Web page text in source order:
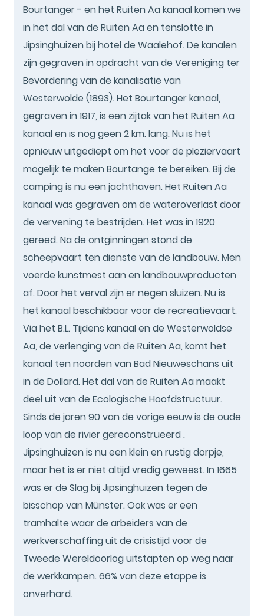
Bourtanger - en het Ruiten Aa kanaal komen we
in het dal van de Ruiten Aa en tenslotte in
Jipsinghuizen bij hotel de Waalehof. De kanalen
zijn gegraven in opdracht van de Vereniging ter
Bevordering van de kanalisatie van
Westerwolde (1893). Het Bourtanger kanaal,
gegraven in 1917, is een zijtak van het Ruiten Aa
kanaal en is nog geen 2 km. lang. Nu is het
opnieuw uitgediept om het voor de pleziervaart
mogelijk te maken Bourtange te bereiken. Bij de
camping is nu een jachthaven. Het Ruiten Aa
kanaal was gegraven om de wateroverlast door
de vervening te bestrijden. Het was in 1920
gereed. Na de ontginningen stond de
scheepvaart ten dienste van de landbouw. Men
voerde kunstmest aan en landbouwproducten
af. Door het verval zijn er negen sluizen. Nu is
het kanaal beschikbaar voor de recreatievaart.
Via het B.L. Tijdens kanaal en de Westerwoldse
Aa, de verlenging van de Ruiten Aa, komt het
kanaal ten noorden van Bad Nieuweschans uit
in de Dollard. Het dal van de Ruiten Aa maakt
deel uit van de Ecologische Hoofdstructuur.
Sinds de jaren 90 van de vorige eeuw is de oude
loop van de rivier gereconstrueerd .
Jipsinghuizen is nu een klein en rustig dorpje,
maar het is er niet altijd vredig geweest. In 1665
was er de Slag bij Jipsinghuizen tegen de
bisschop van Münster. Ook was er een
tramhalte waar de arbeiders van de
werkverschaffing uit de crisistijd voor de
Tweede Wereldoorlog uitstapten op weg naar
de werkkampen. 66% van deze etappe is
onverhard.